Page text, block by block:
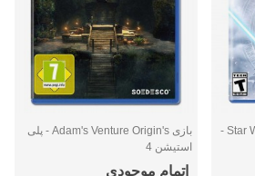
بازی Star Wars Jedi: Fallen Order -
بازی Adam's Venture Origin's - پلی
استیشن 4
اتمام موجودی